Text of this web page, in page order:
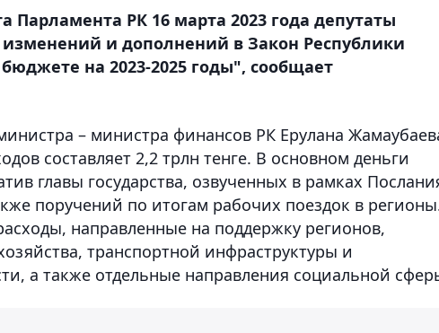
Парламента РК 16 марта 2023 года депутаты
и дополнений в Закон Республики
на 2023-2025 годы", сообщает
– министра финансов РК Ерулана
составляет 2,2 трлн тенге. В основном деньги
главы государства, озвученных в рамках
поручений по итогам рабочих поездок в
направленные на поддержку регионов,
транспортной инфраструктуры и
а также отдельные направления социальной